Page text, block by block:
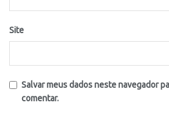
Site
Salvar meus dados neste navegador
comentar.